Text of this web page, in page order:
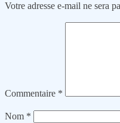
Votre adresse e-mail ne sera
Commentaire *
Nom *